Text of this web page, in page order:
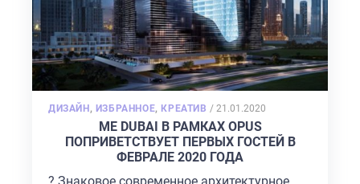
ДИЗАЙН, ИЗБРАННОЕ, КРЕАТИВ /POSTED
ON
21.01.2020
ME DUBAI В РАМКАХ OPUS
ПОПРИВЕТСТВУЕТ ПЕРВЫХ ГОСТЕЙ В
ФЕВРАЛЕ 2020 ГОДА